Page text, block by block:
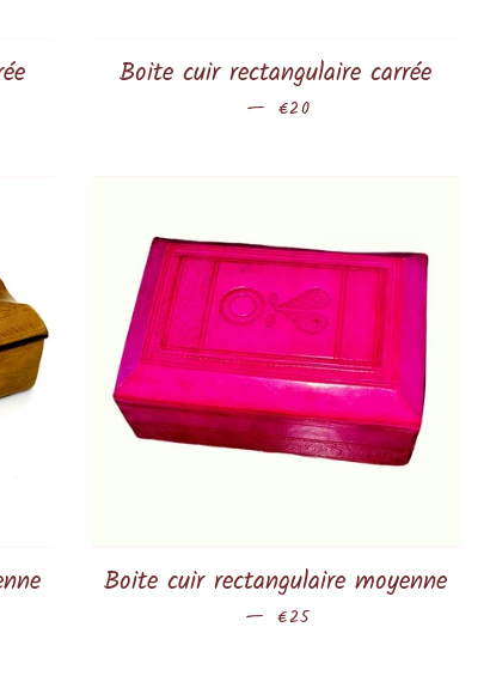
Boite cuir rectangulaire carrée
— Prix régulier
€20
Boite cuir rectangulaire moyenne
— Prix régulier
€25